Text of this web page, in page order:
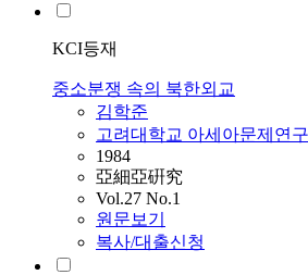
KCI등재
중소분쟁 속의 북한외교
김학준
고려대학교 아세아문제연
1984
亞細亞硏究
Vol.27 No.1
원문보기
복사/대출신청